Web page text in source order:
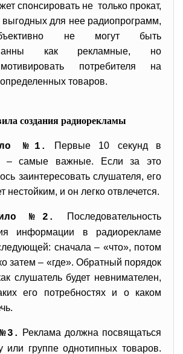
спонсировать не только прокат,
для нее радиопрограмм,
не могут быть
как рекламные, но
потребителя на
товаров.
создания радиорекламы
№1.
Первые 10 секунд в
– самые важные. Если за это
заинтересовать слушателя, его
нестойким, и он легко отвлечется.
№2.
Последовательность
информации в радиорекламе
сначала – «что», потом
затем – «где». Обратный порядок
слушатель будет невнимателен,
его потребностях и о каком
Реклама должна посвящаться
или группе однотипных товаров.